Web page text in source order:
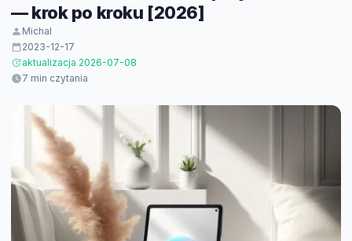
— krok po kroku [2026]
Michal
2023-12-17
aktualizacja 2026-07-08
7 min czytania